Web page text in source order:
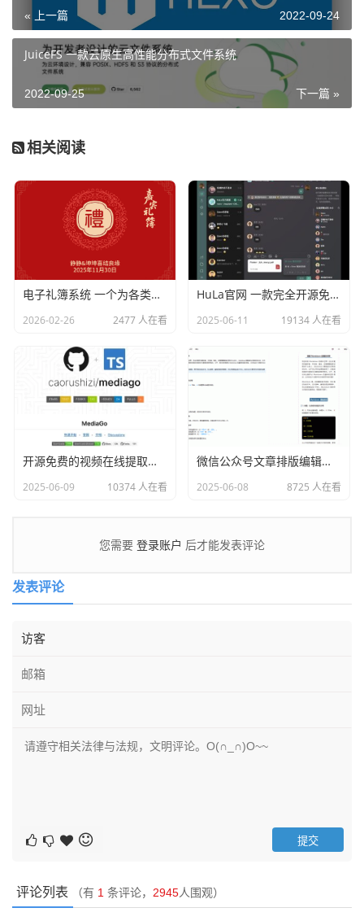
« 上一篇 2022-09-24
JuiceFS 一款云原生高性能分布式文件系统
下一篇 »
2022-09-25
相关阅读
电子礼簿系统 一个为各类红白喜事提供现代化、安全、高效的礼金（份子钱）管理解决方案
2026-02-26 2477 人在看
HuLa官网 一款完全开源免费的仿微信即时通讯系统
2025-06-11 19134 人在看
开源免费的视频在线提取工具：MediaGo
2025-06-09 10374 人在看
微信公众号文章排版编辑器 Markdown编辑器
2025-06-08 8725 人在看
您需要 登录账户 后才能发表评论
发表评论
评论列表 （有 1 条评论， 2945人围观）